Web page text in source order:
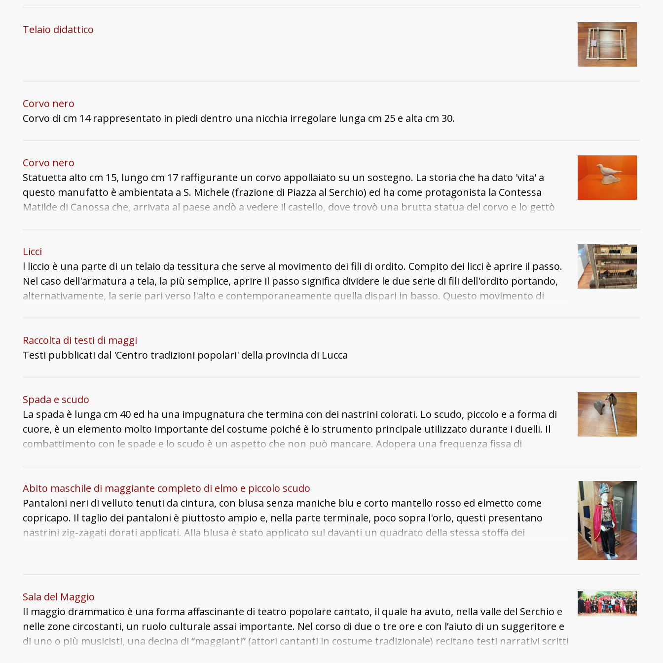
Telaio didattico
Corvo nero
Corvo di cm 14 rappresentato in piedi dentro una nicchia irregolare lunga cm 25 e alta cm 30.
Corvo nero
Statuetta alto cm 15, lungo cm 17 raffigurante un corvo appollaiato su un sostegno. La storia che ha dato 'vita' a
questo manufatto è ambientata a S. Michele (frazione di Piazza al Serchio) ed ha come protagonista la Contessa
Matilde di Canossa che, arrivata al paese andò a vedere il castello, dove trovò una brutta statua del corvo e lo gettò
Licci
l liccio è una parte di un telaio da tessitura che serve al movimento dei fili di ordito. Compito dei licci è aprire il passo.
Nel caso dell'armatura a tela, la più semplice, aprire il passo significa dividere le due serie di fili dell'ordito portando,
alternativamente, la serie pari verso l'alto e contemporaneamente quella dispari in basso. Questo movimento di
Raccolta di testi di maggi
Testi pubblicati dal 'Centro tradizioni popolari' della provincia di Lucca
Spada e scudo
La spada è lunga cm 40 ed ha una impugnatura che termina con dei nastrini colorati. Lo scudo, piccolo e a forma di
cuore, è un elemento molto importante del costume poiché è lo strumento principale utilizzato durante i duelli. Il
combattimento con le spade e lo scudo è un aspetto che non può mancare. Adopera una frequenza fissa di
Abito maschile di maggiante completo di elmo e piccolo scudo
Pantaloni neri di velluto tenuti da cintura, con blusa senza maniche blu e corto mantello rosso ed elmetto come
copricapo. Il taglio dei pantaloni è piuttosto ampio e, nella parte terminale, poco sopra l'orlo, questi presentano
nastrini zig-zagati dorati applicati. Alla blusa è stato applicato sul davanti un quadrato della stessa stoffa dei
motivi decorativi (piccoli uccelli?) ricoperti di paillettes in vari colori. All'altezza del collo sono cuciti tre fiocchetti di raso
rosso. La cintura è in cuoio con borchie metalliche in parte arrugginite. Il mantello è orlato con passamaneria dorata
e applicato alla blusa all'altezza delle spalle con due spille in bigiotteria dorata a forma di cuore perlaceo. L'elmetto è
stato ricavato dalla trasformazione di un elmetto da sicurezza originariamente in plastica rossa al quale è stata
applicata una cresta in legno rifinita con striscia di cuoio solo nella parte posteriore e ravvivata da onde stilizzate
celesti e rombi rossi. Sulla sommità della cresta sono stati applicati nastri di raso in vario colore di circa 30 cm di
Sala del Maggio
Il maggio drammatico è una forma affascinante di teatro popolare cantato, il quale ha avuto, nella valle del Serchio e
nelle zone circostanti, un ruolo culturale assai importante. Nel corso di due o tre ore e con l’aiuto di un suggeritore e
di uno o più musicisti, una decina di “maggianti” (attori cantanti in costume tradizionale) recitano testi narrativi scritti